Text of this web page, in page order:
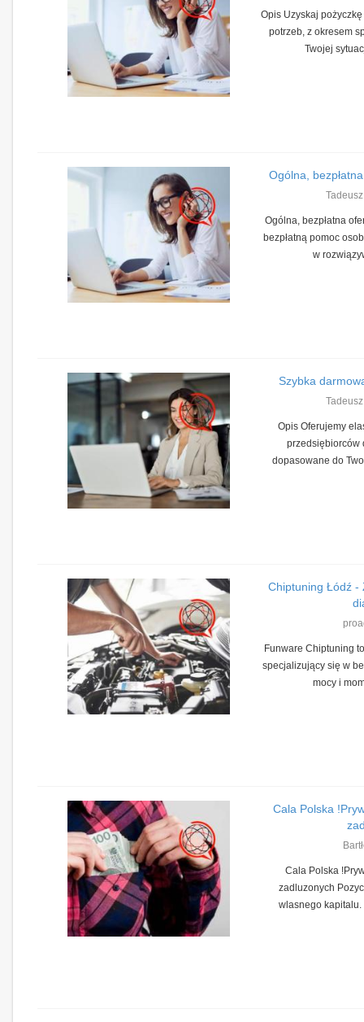
Opis Uzyskaj
potrzeb, z okresem
Twojej
Ogólna,
Ogólna, bezpłatna
bezpłatną pomoc
w
Szybka
Opis Oferujemy
przedsiębiorców
dopasowane do
Chiptuning Łódź -
Funware Chiptuning
specjalizujący się w
mocy i
Cala Polska
Cala Polska
zadluzonych
wlasnego kapitalu.